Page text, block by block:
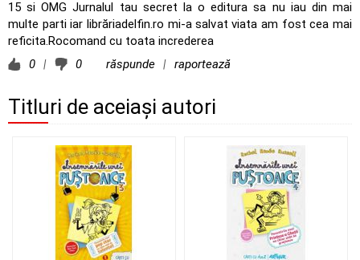
15 si OMG Jurnalul tau secret la o editura sa nu iau din mai
multe parti iar librăriadelfin.ro mi-a salvat viata am fost cea mai
reficita.Rocomand cu toata increderea
0 | 0 răspunde | raportează
Titluri de aceiași autori